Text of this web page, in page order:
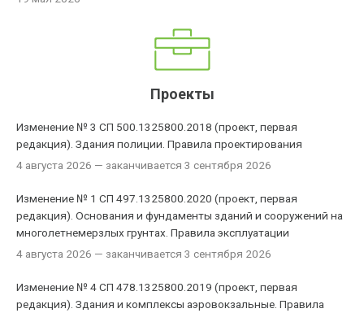
Проекты
Изменение № 3 СП 500.1325800.2018 (проект, первая
редакция). Здания полиции. Правила проектирования
4 августа 2026 — заканчивается 3 сентября 2026
Изменение № 1 СП 497.1325800.2020 (проект, первая
редакция). Основания и фундаменты зданий и сооружений на
многолетнемерзлых грунтах. Правила эксплуатации
4 августа 2026 — заканчивается 3 сентября 2026
Изменение № 4 СП 478.1325800.2019 (проект, первая
редакция). Здания и комплексы аэровокзальные. Правила